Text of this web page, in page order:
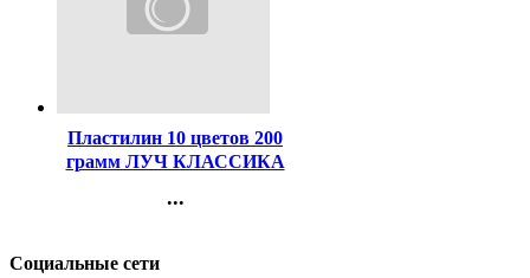
Пластилин 10 цветов 200
грамм ЛУЧ КЛАССИКА
коробка арт 7С304-08
...
Регистрация
Социальные сети